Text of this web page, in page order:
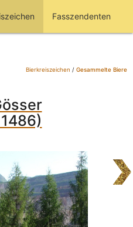
Fasszendenten
Bierkreiszeichen / Gesammelte Biere